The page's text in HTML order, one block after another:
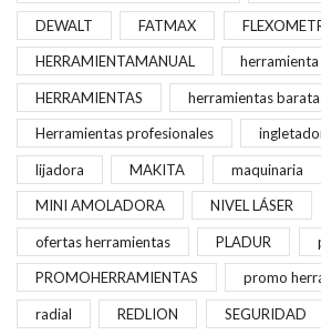
DEWALT FATMAX
HERRAMIENTAMANUAL herramienta
HERRAMIENTAS herramientas
Herramientas profesionales
lijadora MAKITA maquinaria
MINI AMOLADORA NIVEL LÁSER
ofertas herramientas PLADUR
PROMOHERRAMIENTAS promo
radial REDLION SEGURIDAD